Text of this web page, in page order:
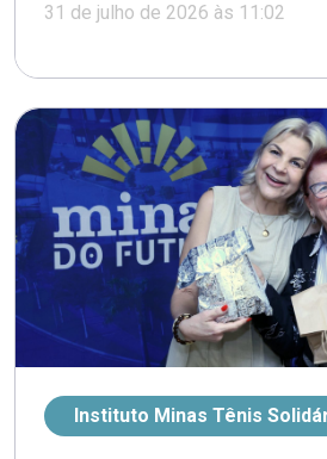
31 de julho de 2026 às 11:02
Instituto Minas Tênis